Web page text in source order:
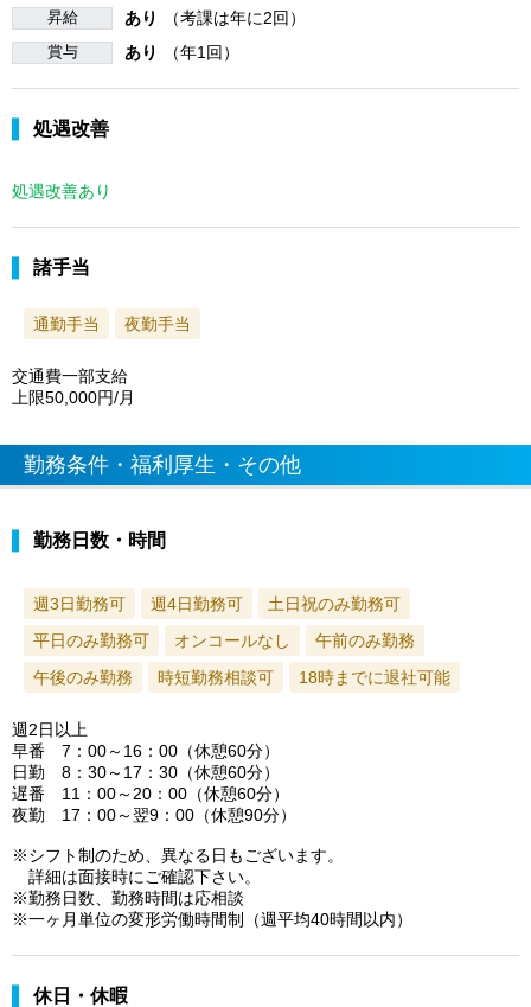
昇給 あり （考課は年に2回）
賞与 あり （年1回）
処遇改善
処遇改善あり
諸手当
通勤手当 夜勤手当
交通費一部支給
上限50,000円/月
勤務条件・福利厚生・その他
勤務日数・時間
週3日勤務可 週4日勤務可
土日祝のみ勤務可
平日のみ勤務可
オンコールなし
午前のみ勤務
午後のみ勤務
時短勤務相談可 18時までに退社可能
週2日以上
早番 7：00～16：00（休憩60分）
日勤 8：30～17：30（休憩60分）
遅番 11：00～20：00（休憩60分）
夜勤 17：00～翌9：00（休憩90分）
※シフト制のため、異なる日もございます。
詳細は面接時にご確認下さい。
※勤務日数、勤務時間は応相談
※一ヶ月単位の変形労働時間制（週平均40時間以内）
休日・休暇